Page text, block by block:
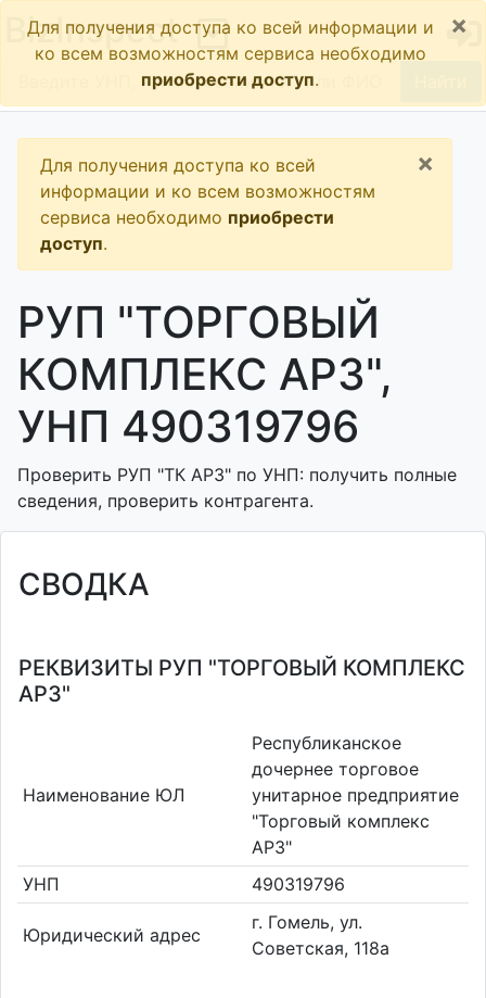
BizInspect
Для получения доступа ко всей информации и
ко всем возможностям сервиса необходимо
приобрести доступ.
×
Для получения доступа ко всей
информации и ко всем возможностям
сервиса необходимо приобрести
доступ.
×
РУП "ТОРГОВЫЙ
КОМПЛЕКС АРЗ",
УНП 490319796
Проверить РУП "ТК АРЗ" по УНП: получить полные
сведения, проверить контрагента.
СВОДКА
РЕКВИЗИТЫ РУП "ТОРГОВЫЙ КОМПЛЕКС
АРЗ"
Наименование ЮЛ
Республиканское
дочернее торговое
унитарное предприятие
"Торговый комплекс
АРЗ"
УНП
490319796
Юридический адрес
г. Гомель, ул.
Советская, 118а